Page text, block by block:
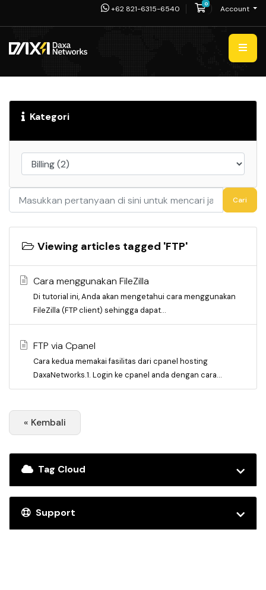
+62 821-6315-6540
0
Shopping Cart
Account
Kategori
Cari
Viewing articles tagged 'FTP'
Cara menggunakan FileZilla
Di tutorial ini, Anda akan mengetahui cara menggunakan
FileZilla (FTP client) sehingga dapat...
FTP via Cpanel
Cara kedua memakai fasilitas dari cpanel hosting
DaxaNetworks.1. Login ke cpanel anda dengan cara...
« Kembali
Tag Cloud
Support